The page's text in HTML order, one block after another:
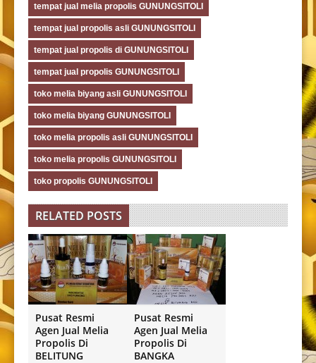
tempat jual melia propolis GUNUNGSITOLI
tempat jual propolis asli GUNUNGSITOLI
tempat jual propolis di GUNUNGSITOLI
tempat jual propolis GUNUNGSITOLI
toko melia biyang asli GUNUNGSITOLI
toko melia biyang GUNUNGSITOLI
toko melia propolis asli GUNUNGSITOLI
toko melia propolis GUNUNGSITOLI
toko propolis GUNUNGSITOLI
RELATED POSTS
Pusat Resmi
Agen Jual Melia
Propolis Di
BELITUNG
Pusat Resmi
Agen Jual Melia
Propolis Di
BANGKA